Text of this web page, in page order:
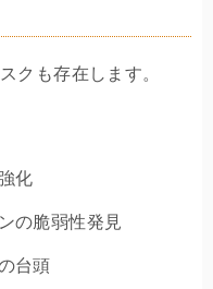
クも存在します。
化
の脆弱性発見
台頭